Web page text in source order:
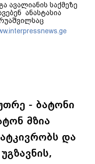
ავალიანის საქმეზე
ანასტასია
- ბატონი
მზია
და